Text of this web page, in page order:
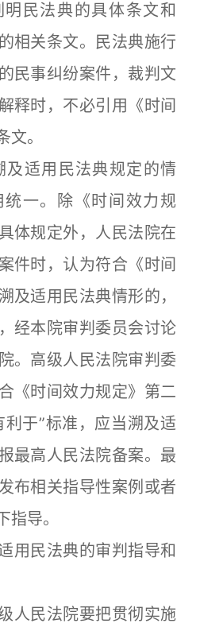
民法典的具体条文和
相关条文。民法典施行
民事纠纷案件，裁判文
释时，不必引用《时间
。
适用民法典规定的情
一。除《时间效力规
体规定外，人民法院在
件时，认为符合《时间
及适用民法典情形的，
经本院审判委员会讨论
。高级人民法院审判委
《时间效力规定》第二
于”标准，应当溯及适
最高人民法院备案。最
布相关指导性案例或者
导。
民法典的审判指导和
民法院要把贯彻实施